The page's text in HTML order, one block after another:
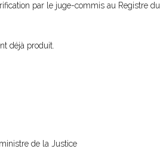
par le juge-commis au Registre du
déjà produit.
de la Justice